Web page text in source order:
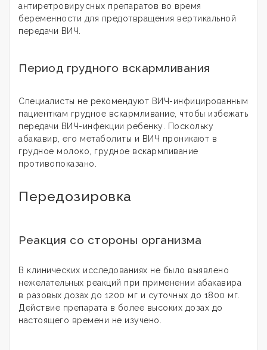
антиретровирусных препаратов во время
беременности для предотвращения вертикальной
передачи ВИЧ.
Период грудного вскармливания
Специалисты не рекомендуют ВИЧ-инфицированным
пациенткам грудное вскармливание, чтобы избежать
передачи ВИЧ-инфекции ребенку. Поскольку
абакавир, его метаболиты и ВИЧ проникают в
грудное молоко, грудное вскармливание
противопоказано.
Передозировка
Реакция со стороны организма
В клинических исследованиях не было выявлено
нежелательных реакций при применении абакавира
в разовых дозах до 1200 мг и суточных до 1800 мг.
Действие препарата в более высоких дозах до
настоящего времени не изучено.